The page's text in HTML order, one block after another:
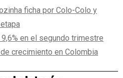
ficha por Colo-Colo y
en el segundo trimestre
crecimiento en Colombia